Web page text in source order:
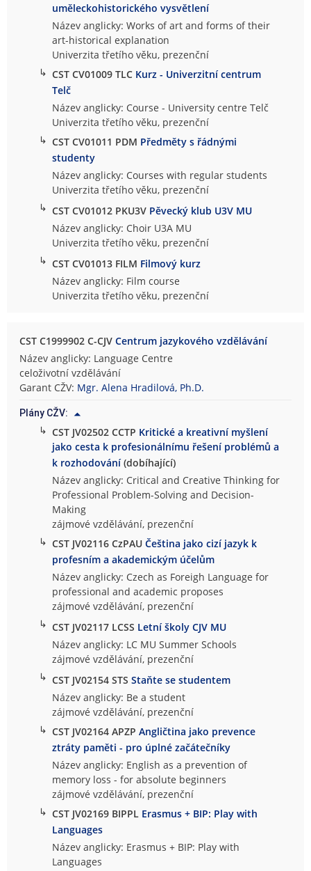
uměleckohistorického vysvětlení
Název anglicky: Works of art and forms of their
art-historical explanation
Univerzita třetího věku, prezenční
↳ CST CV01009 TLC Kurz - Univerzitní centrum
Telč
Název anglicky: Course - University centre Telč
Univerzita třetího věku, prezenční
↳ CST CV01011 PDM Předměty s řádnými
studenty
Název anglicky: Courses with regular students
Univerzita třetího věku, prezenční
↳ CST CV01012 PKU3V Pěvecký klub U3V MU
Název anglicky: Choir U3A MU
Univerzita třetího věku, prezenční
↳ CST CV01013 FILM Filmový kurz
Název anglicky: Film course
Univerzita třetího věku, prezenční
CST C1999902 C-CJVCentrum jazykového vzdělávání
Název anglicky: Language Centre
celoživotní vzdělávání
Garant CŽV: Mgr. Alena Hradilová, Ph.D.
Plány CŽV:
↳ CST JV02502 CCTP Kritické a kreativní myšlení
jako cesta k profesionálnímu řešení problémů a
k rozhodování(dobíhající)
Název anglicky: Critical and Creative Thinking for
Professional Problem-Solving and Decision-
Making
zájmové vzdělávání, prezenční
↳ CST JV02116 CzPAUČeština jako cizí jazyk k
profesním a akademickým účelům
Název anglicky: Czech as Foreigh Language for
professional and academic proposes
zájmové vzdělávání, prezenční
↳ CST JV02117 LCSS Letní školy CJV MU
Název anglicky: LC MU Summer Schools
zájmové vzdělávání, prezenční
↳ CST JV02154 STSStaňte se studentem
Název anglicky: Be a student
zájmové vzdělávání, prezenční
↳ CST JV02164 APZPAngličtina jako prevence
ztráty paměti - pro úplné začátečníky
Název anglicky: English as a prevention of
memory loss - for absolute beginners
zájmové vzdělávání, prezenční
↳ CST JV02169 BIPPL Erasmus + BIP: Play with
Languages
Název anglicky: Erasmus + BIP: Play with
Languages